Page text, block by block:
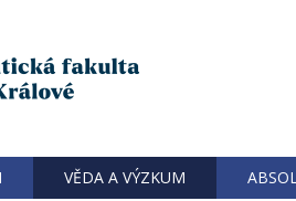
VĚDA A VÝZKUM